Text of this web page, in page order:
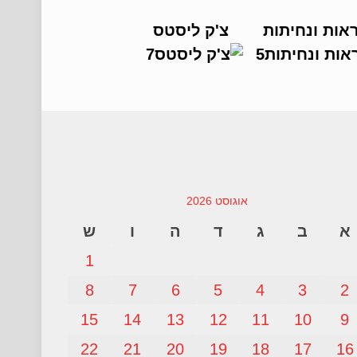
ונחיתות צ'ק ליסטס
אוגוסט 2026
א ב ג ד ה ו
ש
1
2
3
4
5
6
7
8
9
10
11
12
13
14
15
16
17
18
19
20
21
22